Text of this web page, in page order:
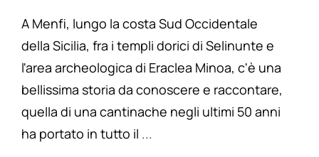
A Menfi, lungo la costa Sud Occidentale
della Sicilia, fra i templi dorici di Selinunte e
l'area archeologica di Eraclea Minoa, c'è una
bellissima storia da conoscere e raccontare,
quella di una cantinache negli ultimi 50 anni
ha portato in tutto il ...